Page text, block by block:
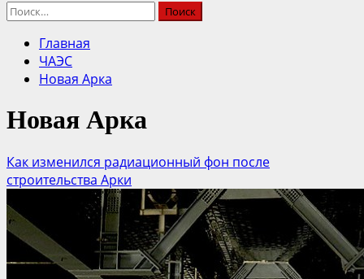
Найти:
Главная
ЧАЭС
Новая Арка
Новая Арка
Как изменился радиационный фон после
строительства Арки